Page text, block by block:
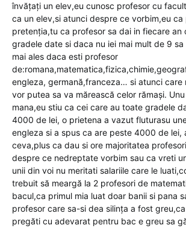
învățați un elev,eu cunosc profesor cu
ca un elev,si atunci despre ce vorbim,eu ca
pretenția,tu ca profesor sa dai in fiecare an
gradele date si daca nu iei mai mult de 9
mai ales daca esti profesor
engleza, germană,franceza… si atunci care
vor putea sa va mărească celor rămași.
mana,eu stiu ca cei care au toate gradele
4000 de lei, o prietena a vazut fluturasu
engleza si a spus ca are peste 4000 de lei,
ceva,plus ca dau si ore majoritatea
despre ce nedreptate vorbim sau ca vreti
unii din voi nu meritati salariile care le
trebuit să meargă la 2 profesori de
bacul,ca primul mia luat doar banii si pana
profesor care sa-si dea silința a fost
pregăti cu adevarat pentru bac e greu sa